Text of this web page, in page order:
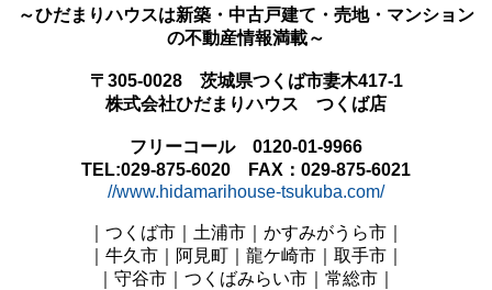
～ひだまりハウスは新築・中古戸建て・売地・マンション
の不動産情報満載～
〒305-0028 茨城県つくば市妻木417-1
株式会社ひだまりハウス つくば店
フリーコール 0120-01-9966
TEL:029-875-6020 FAX：029-875-6021
//www.hidamarihouse-tsukuba.com/
｜つくば市｜土浦市｜かすみがうら市｜
｜牛久市｜阿見町 ｜龍ケ崎市｜取手市｜
｜守谷市｜つくばみらい市｜常総市｜